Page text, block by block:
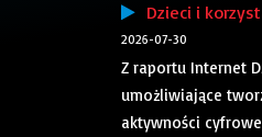
Dzieci i
2026-07-30
Z raportu Internet
umożliwiające
aktywności